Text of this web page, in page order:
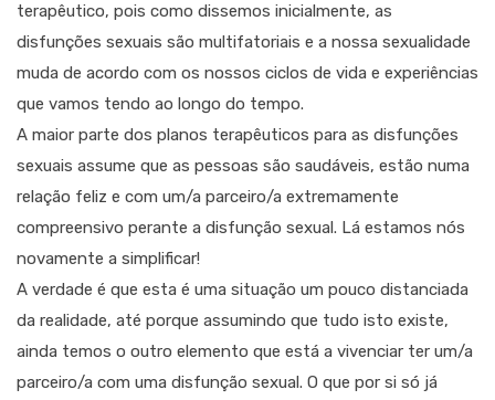
terapêutico, pois como dissemos inicialmente, as
disfunções sexuais são multifatoriais e a nossa sexualidade
muda de acordo com os nossos ciclos de vida e experiências
que vamos tendo ao longo do tempo.
A maior parte dos planos terapêuticos para as disfunções
sexuais assume que as pessoas são saudáveis, estão numa
relação feliz e com um/a parceiro/a extremamente
compreensivo perante a disfunção sexual. Lá estamos nós
novamente a simplificar!
A verdade é que esta é uma situação um pouco distanciada
da realidade, até porque assumindo que tudo isto existe,
ainda temos o outro elemento que está a vivenciar ter um/a
parceiro/a com uma disfunção sexual. O que por si só já